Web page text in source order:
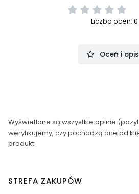
Liczba ocen: 0
Oceń i
Wyświetlane są wszystkie opinie
weryfikujemy, czy pochodzą one od
produkt.
Linki w stopce
STREFA ZAKUPÓW